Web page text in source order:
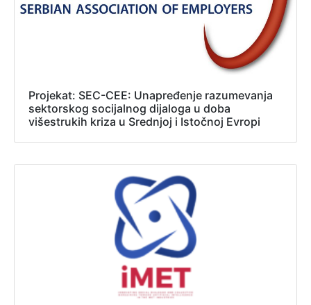
Projekat: SEC-CEE: Unapređenje razumevanja
sektorskog socijalnog dijaloga u doba
višestrukih kriza u Srednjoj i Istočnoj Evropi